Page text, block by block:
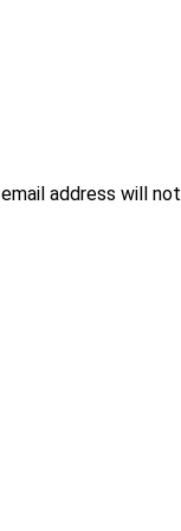
address will